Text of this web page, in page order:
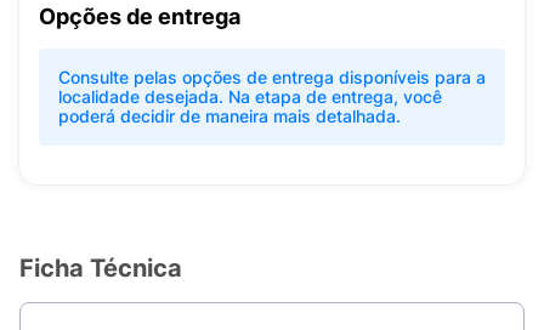
Opções de entrega
Consulte pelas opções de entrega disponíveis para a
localidade desejada. Na etapa de entrega, você
poderá decidir de maneira mais detalhada.
Ficha Técnica